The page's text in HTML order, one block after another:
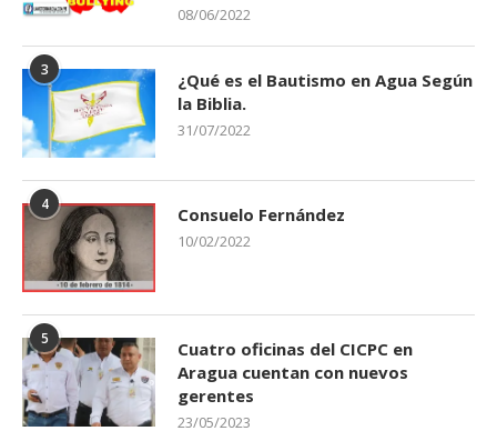
08/06/2022
3
¿Qué es el Bautismo en Agua Según
la Biblia.
31/07/2022
4 Consuelo Fernández
10/02/2022
5
Cuatro oficinas del CICPC en
Aragua cuentan con nuevos
gerentes
23/05/2023